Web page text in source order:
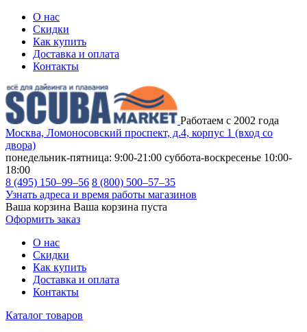
О нас
Скидки
Как купить
Доставка и оплата
Контакты
Работаем с 2002 года
Москва, Ломоносовский проспект, д.4, корпус 1 (вход со
двора)
понедельник-пятница: 9:00-21:00 суббота-воскресенье 10:00-
18:00
8 (495) 150–99–56 8 (800) 500–57–35
Узнать адреса и время работы магазинов
Ваша корзина Ваша корзина пуста
Оформить заказ
О нас
Скидки
Как купить
Доставка и оплата
Контакты
Каталог товаров